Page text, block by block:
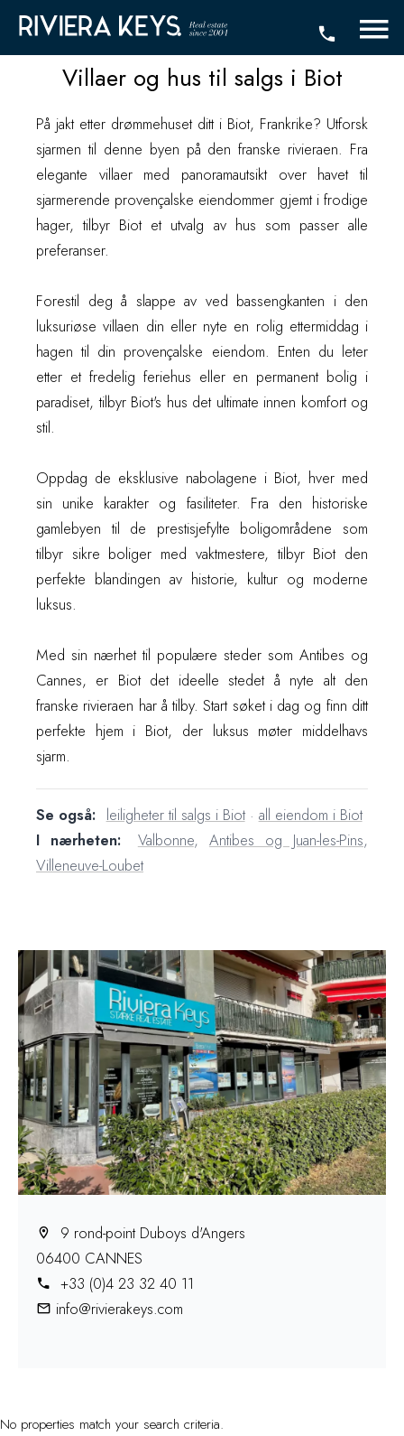
Villaer og hus til salgs i Biot
På jakt etter drømmehuset ditt i Biot, Frankrike? Utforsk
sjarmen til denne byen på den franske rivieraen. Fra
elegante villaer med panoramautsikt over havet til
sjarmerende provençalske eiendommer gjemt i frodige
hager, tilbyr Biot et utvalg av hus som passer alle
preferanser.
Forestil deg å slappe av ved bassengkanten i den
luksuriøse villaen din eller nyte en rolig ettermiddag i
hagen til din provençalske eiendom. Enten du leter
etter et fredelig feriehus eller en permanent bolig i
paradiset, tilbyr Biot's hus det ultimate innen komfort og
stil.
Oppdag de eksklusive nabolagene i Biot, hver med
sin unike karakter og fasiliteter. Fra den historiske
gamlebyen til de prestisjefylte boligområdene som
tilbyr sikre boliger med vaktmestere, tilbyr Biot den
perfekte blandingen av historie, kultur og moderne
luksus.
Med sin nærhet til populære steder som Antibes og
Cannes, er Biot det ideelle stedet å nyte alt den
franske rivieraen har å tilby. Start søket i dag og finn ditt
perfekte hjem i Biot, der luksus møter middelhavs
sjarm.
Se også: leiligheter til salgs i Biot· all eiendom i Biot
I nærheten:
Valbonne, Antibes og Juan-les-Pins,
Villeneuve-Loubet
9 rond-point Duboys d'Angers
06400 CANNES
+33 (0)4 23 32 40 11
info@rivierakeys.com
No properties match your search criteria.